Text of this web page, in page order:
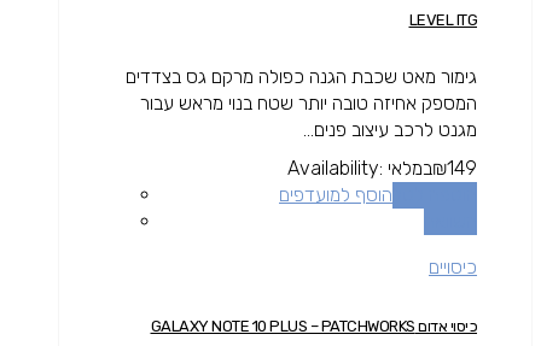
LEVEL ITG
גימור מאט שכבת הגנה כפולה מרקם גס בצדדים
המספק אחיזה טובה יותר שטח בנוי מראש עבור
מגנט לרכב עיצוב פנים...
₪149
Availability: במלאי
הוסף למועדפים
כיסויים
כיסוי אדום GALAXY NOTE 10 PLUS – PATCHWORKS